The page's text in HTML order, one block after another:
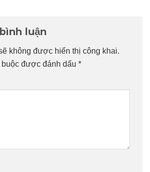
luận
không được hiển thị công khai.
được đánh dấu *